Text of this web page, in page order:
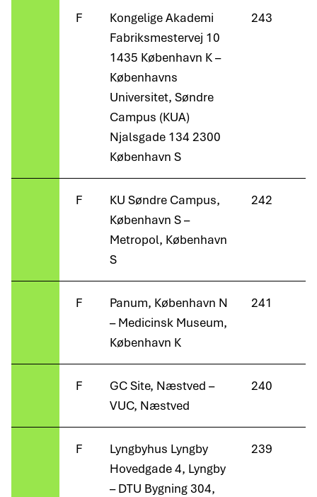
F
Kongelige Akademi
Fabriksmestervej 10
1435 København K –
Københavns
Universitet, Søndre
Campus (KUA)
Njalsgade 134 2300
København S
243
F
KU Søndre Campus,
København S –
Metropol, København
S
242
F
Panum, København N
– Medicinsk Museum,
København K
241
F
GC Site, Næstved –
VUC, Næstved
240
F
Lyngbyhus Lyngby
Hovedgade 4, Lyngby
– DTU Bygning 304,
239